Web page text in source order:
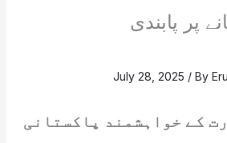
پر پابندی
July 28, 2025 / By
کے خواہشمند پاکستانی